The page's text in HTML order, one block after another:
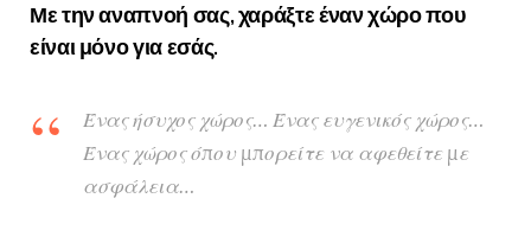
Με την αναπνοή σας, χαράξτε έναν χώρο που
είναι μόνο για εσάς.
Ένας ήσυχος χώρος… Ένας ευγενικός χώρος…
Ένας χώρος όπου μπορείτε να αφεθείτε με
ασφάλεια…